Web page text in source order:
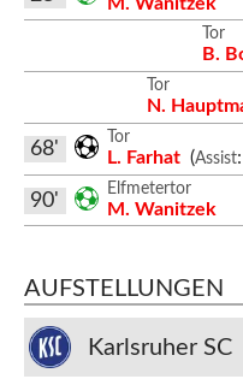
Tor
B.
Tor
N.
Tor
L. Farhat (Assist:
68'
Elfmetertor
M. Wanitzek
90'
AUFSTELLUNGEN
Karlsruher SC